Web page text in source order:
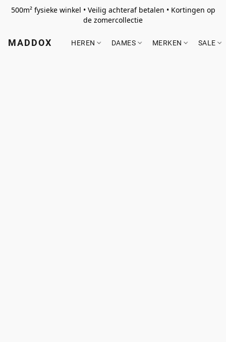
500m² fysieke winkel • Veilig achteraf betalen • Kortingen op
de zomercollectie
MADDOX HEREN DAMES MERKEN SALE